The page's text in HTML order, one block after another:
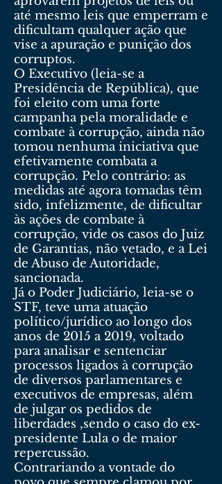
até mesmo leis que emperram e
dificultam qualquer ação que
vise a apuração e punição dos
corruptos.
O Executivo (leia-se a
Presidência de República), que
foi eleito com uma forte
campanha pela moralidade e
combate à corrupção, ainda não
tomou nenhuma iniciativa que
efetivamente combata a
corrupção. Pelo contrário: as
medidas até agora tomadas têm
sido, infelizmente, de dificultar
às ações de combate à
corrupção, vide os casos do Juiz
de Garantias, não vetado, e a Lei
de Abuso de Autoridade,
sancionada.
Já o Poder Judiciário, leia-se o
STF, teve uma atuação
político/jurídico ao longo dos
anos de 2015 a 2019, voltado
para analisar e sentenciar
processos ligados à corrupção
de diversos parlamentares e
executivos de empresas, além
de julgar os pedidos de
liberdades ,sendo o caso do ex-
presidente Lula o de maior
repercussão.
Contrariando a vontade do